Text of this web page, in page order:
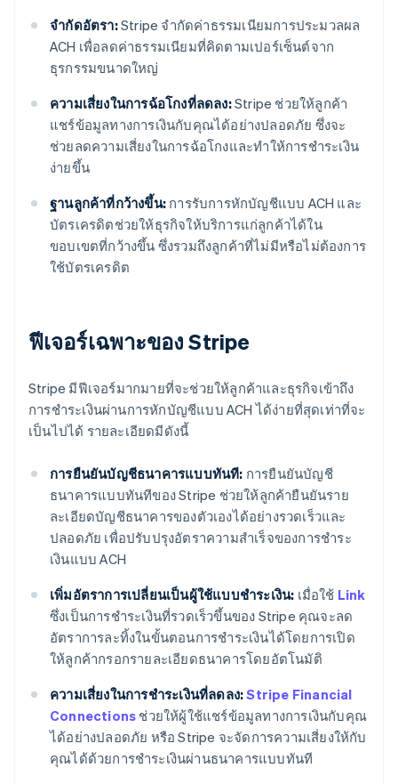
จํากัดอัตรา:Stripe จํากัดค่าธรรมเนียมการประมวลผล
ACH เพื่อลดค่าธรรมเนียมที่คิดตามเปอร์เซ็นต์จาก
ธุรกรรมขนาดใหญ่
ความเสี่ยงในการฉ้อโกงที่ลดลง:Stripe ช่วยให้ลูกค้า
แชร์ข้อมูลทางการเงินกับคุณได้อย่างปลอดภัย ซึ่งจะ
ช่วยลดความเสี่ยงในการฉ้อโกงและทําให้การชําระเงิน
ง่ายขึ้น
ฐานลูกค้าที่กว้างขึ้น: การรับการหักบัญชีแบบ ACH และ
บัตรเครดิตช่วยให้ธุรกิจให้บริการแก่ลูกค้าได้ใน
ขอบเขตที่กว้างขึ้น ซึ่งรวมถึงลูกค้าที่ไม่มีหรือไม่ต้องการ
ใช้บัตรเครดิต
ฟีเจอร์เฉพาะของ Stripe
Stripe มีฟีเจอร์มากมายที่จะช่วยให้ลูกค้าและธุรกิจเข้าถึง
การชําระเงินผ่านการหักบัญชีแบบ ACH ได้ง่ายที่สุดเท่าที่จะ
เป็นไปได้ รายละเอียดมีดังนี้
การยืนยันบัญชีธนาคารแบบทันที: การยืนยันบัญชี
ธนาคารแบบทันทีของ Stripe ช่วยให้ลูกค้ายืนยันราย
ละเอียดบัญชีธนาคารของตัวเองได้อย่างรวดเร็วและ
ปลอดภัย เพื่อปรับปรุงอัตราความสําเร็จของการชําระ
เงินแบบ ACH
เพิ่มอัตราการเปลี่ยนเป็นผู้ใช้แบบชําระเงิน: เมื่อใช้ Link
ซึ่งเป็นการชําระเงินที่รวดเร็วขึ้นของ Stripe คุณจะลด
อัตราการละทิ้งในขั้นตอนการชําระเงินได้โดยการเปิด
ให้ลูกค้ากรอกรายละเอียดธนาคารโดยอัตโนมัติ
ความเสี่ยงในการชําระเงินที่ลดลง:Stripe Financial
Connections ช่วยให้ผู้ใช้แชร์ข้อมูลทางการเงินกับคุณ
ได้อย่างปลอดภัย หรือ Stripe จะจัดการความเสี่ยงให้กับ
คุณได้ด้วยการชำระเงินผ่านธนาคารแบบทันที